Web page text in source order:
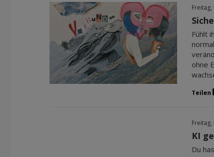
Freitag,
Fühlt
ohne
Teilen
Freitag,
KI
Du